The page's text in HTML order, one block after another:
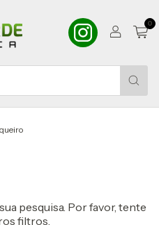
0
pesquisa. Por favor, tente
filtros.